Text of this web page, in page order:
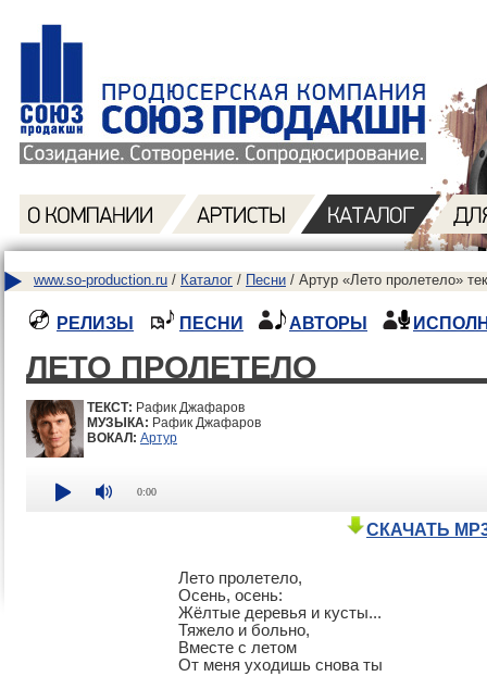
www.so-production.ru / Каталог / Песни / Артур «Лето пролетело»
РЕЛИЗЫ ПЕСНИ АВТОРЫ
ЛЕТО ПРОЛЕТЕЛО
ТЕКСТ: Рафик Джафаров
МУЗЫКА: Рафик Джафаров
ВОКАЛ: Артур
0:00
СКАЧАТЬ
Лето пролетело,
Осень, осень:
Жёлтые деревья и кусты...
Тяжело и больно,
Вместе с летом
От меня уходишь снова ты